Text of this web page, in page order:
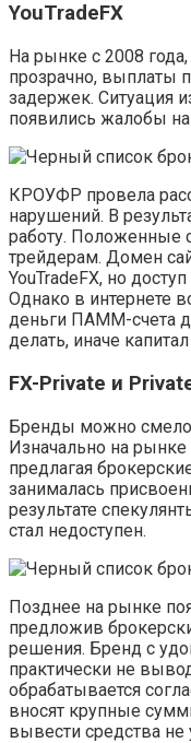
YouTradeFX
На рынке с 2008
прозрачно, выплаты
задержек. Ситуация
появились жалобы на
КРОУФР провела
нарушений. В
работу. Положенные
трейдерам. Домен
YouTradeFX, но
Однако в интернете
деньги ПАММ-счета
делать, иначе
FX-Private и
Бренды можно
Изначально на
предлагая
занималась
результате
стал недоступен.
Позднее на рынке
предложив
решения. Бренд с
практически не
обрабатывается
вносят крупные
вывести средства не